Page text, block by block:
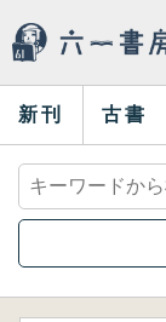
新刊 古書